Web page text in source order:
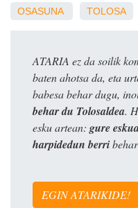
OSASUNA TOLOSA
ATARIA ez da soilik
baten ahotsa da, eta
babesa behar dugu,
behar du Tolosaldea.
esku artean: gure
harpidedun berri
EGIN ATARIKIDE!